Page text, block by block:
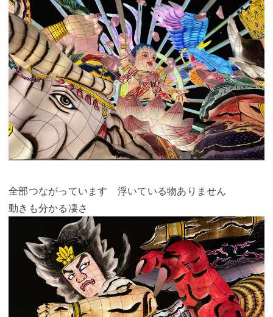
全部つながっています 浮いている物ありません
動きも分かる凄さ